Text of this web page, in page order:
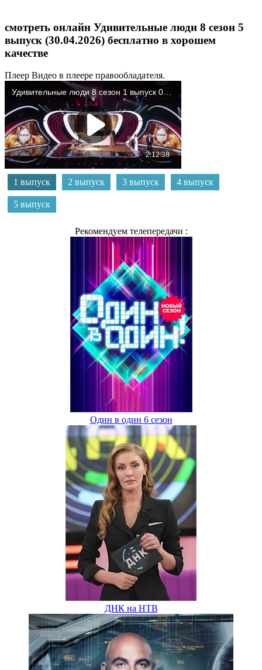
смотреть онлайн Удивительные люди 8 сезон 5
выпуск (30.04.2026) бесплатно в хорошем
качестве
Плеер Видео в плеере правообладателя.
1 выпуск 2 выпуск 3 выпуск 4 выпуск
5 выпуск
Рекомендуем телепередачи :
Один в один 6 сезон
ДНК на НТВ